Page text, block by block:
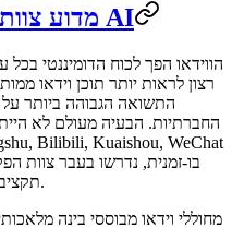
מדוע צוותי שיווק נוהרים אל סרטוני AI
רצון לראות יותר תוכן וידאו
התשואה הגבוהה ביותר
החברתיות. הבעיה מעולם לא
תקציב נכבד ושבועות של תיאום לוחות זמנים.
מחוללי וידאו מבוססי בינה